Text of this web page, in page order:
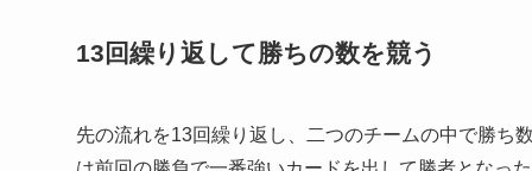
13回繰り返して勝ちの数を競う
先の流れを13回繰り返し、二つのチームの中で勝ち